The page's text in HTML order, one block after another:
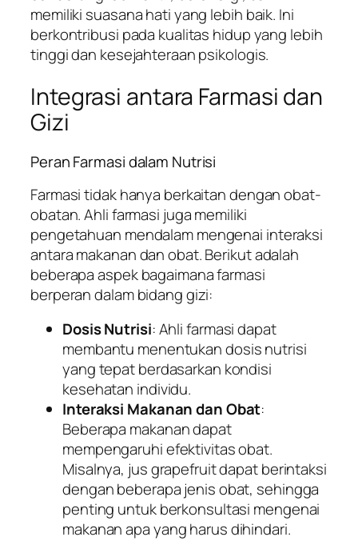
memiliki suasana hati yang lebih baik. Ini
berkontribusi pada kualitas hidup yang lebih
tinggi dan kesejahteraan psikologis.
Integrasi antara Farmasi dan
Gizi
Peran Farmasi dalam Nutrisi
Farmasi tidak hanya berkaitan dengan obat-
obatan. Ahli farmasi juga memiliki
pengetahuan mendalam mengenai interaksi
antara makanan dan obat. Berikut adalah
beberapa aspek bagaimana farmasi
berperan dalam bidang gizi:
Dosis Nutrisi: Ahli farmasi dapat
membantu menentukan dosis nutrisi
yang tepat berdasarkan kondisi
kesehatan individu.
Interaksi Makanan dan Obat:
Beberapa makanan dapat
mempengaruhi efektivitas obat.
Misalnya, jus grapefruit dapat berintaksi
dengan beberapa jenis obat, sehingga
penting untuk berkonsultasi mengenai
makanan apa yang harus dihindari.